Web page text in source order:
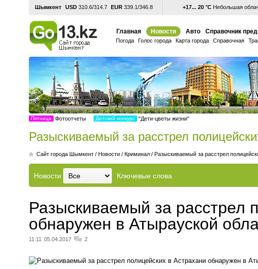
Шымкент USD 310.6/314.7 EUR 339.1/346.8 +17... 20 °С Небольшая
Главная Новости Авто Справочник
Погода Голос города Карта города Справочная
Пятница Фотоотчеты Детский конкурс "Дети-цветы жизни"
Разыскиваемый за расстрел
Cайт города Шымкент / Новости / Криминал / Разыскиваемый за расстрел
Новости Ключевые слова
Разыскиваемый за расстрел
обнаружен в Атырауской
11:11 05.04.2017 2